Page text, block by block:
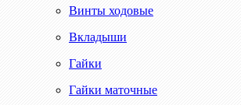
Винты ходовые
Вкладыши
Гайки
Гайки маточные